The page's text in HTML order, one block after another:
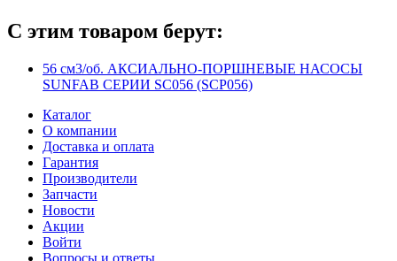
С этим товаром берут:
56 см3/об. АКСИАЛЬНО-ПОРШНЕВЫЕ НАСОСЫ
SUNFAB СЕРИИ SC056 (SCP056)
Каталог
О компании
Доставка и оплата
Гарантия
Производители
Запчасти
Новости
Акции
Войти
Вопросы и ответы